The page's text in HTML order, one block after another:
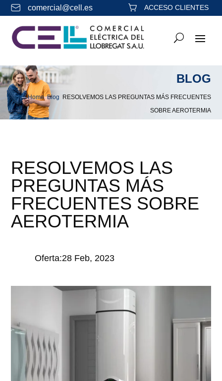
comercial@cell.es ACCESO CLIENTES
BLOG
Home &#x39;
Blog &#x39;
RESOLVEMOS LAS PREGUNTAS MÁS FRECUENTES
SOBRE AEROTERMIA
RESOLVEMOS LAS
PREGUNTAS MÁS
FRECUENTES SOBRE
AEROTERMIA
Oferta:28 Feb, 2023